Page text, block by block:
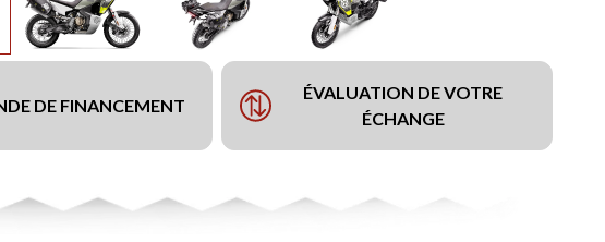
DE FINANCEMENT
ÉVALUATION DE VOTRE
ÉCHANGE